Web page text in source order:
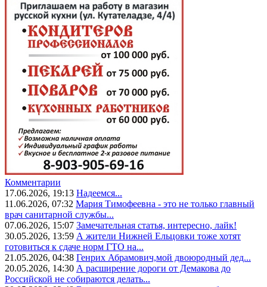
Комментарии
17.06.2026, 19:13 Надеемся...
11.06.2026, 07:32 Мария Тимофеевна - это не только главный
врач санитарной службы...
07.06.2026, 15:07 Замечательная статья, интересно, лайк!
30.05.2026, 13:59 А жители Нижней Ельцовки тоже хотят
готовиться к сдаче норм ГТО на...
21.05.2026, 04:38 Генрих Абрамович,мой двоюродный дед...
20.05.2026, 14:30 А расширение дороги от Демакова до
Российской не собираются делать...